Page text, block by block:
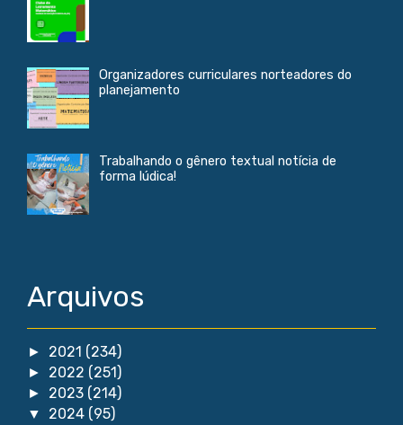
Organizadores curriculares norteadores do
planejamento
Trabalhando o gênero textual notícia de
forma lúdica!
Arquivos
► 2021 (234)
► 2022 (251)
► 2023 (214)
▼ 2024 (95)